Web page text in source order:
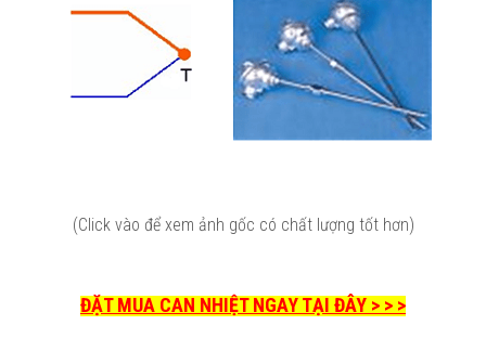
(Click vào để xem ảnh gốc có chất lượng tốt hơn)
ĐẶT MUA CAN NHIỆT NGAY TẠI ĐÂY > > >